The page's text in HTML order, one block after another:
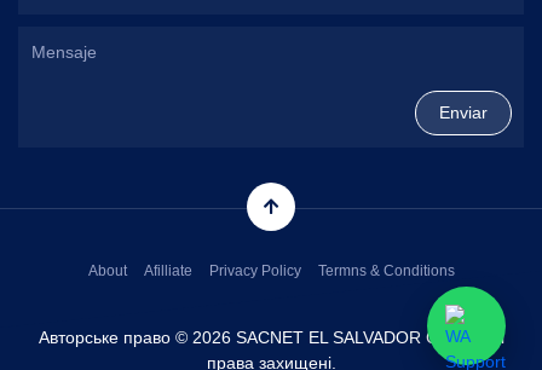
Авторське право © 2026 SACNET EL SALVADOR CORP. Всі
права захищені.
About Afilliate Privacy Policy Termns & Conditions